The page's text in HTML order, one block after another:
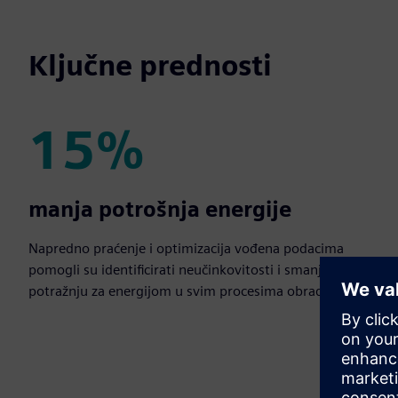
Ključne prednosti
15%
15%
manja potrošnja energije
Napredno praćenje i optimizacija vođena podacima
pomogli su identificirati neučinkovitosti i smanjiti
potražnju za energijom u svim procesima obrade.